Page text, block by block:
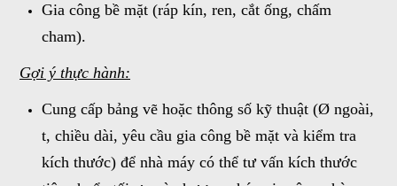
Gia công bề mặt (ráp kín, ren, cắt ống, chấm
cham).
Gợi ý thực hành:
Cung cấp bảng vẽ hoặc thông số kỹ thuật (Ø ngoài,
t, chiều dài, yêu cầu gia công bề mặt và kiểm tra
kích thước) để nhà máy có thể tư vấn kích thước